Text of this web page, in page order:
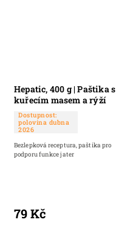
Hepatic, 400 g | Paštika s
kuřecím masem a rýží
Dostupnost:
polovina dubna
2026
79 Kč
Bezlepková receptura, paštika pro
podporu funkce jater